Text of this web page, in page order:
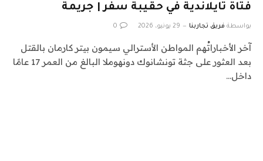
فتاة تايلاندية في حقيبة سفر | جريمة
بواسطة فريق تجاربنا 29 يونيو، 2026 0
آخر الأخباراتُهم المواطن الأسترالي سيمون بيتر كارمان بالقتل
بعد العثور على جثة تونشانوك دونهوملا البالغ من العمر 17 عامًا
داخل…